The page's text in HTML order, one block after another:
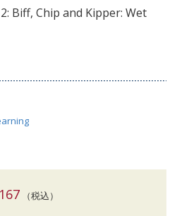
Biff, Chip and Kipper: Wet
（税込）